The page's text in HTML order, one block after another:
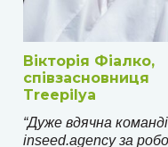
Вікторія Фіалко,
співзасновниця
Treepilya
“Дуже вдячна команді
inseed.agency за